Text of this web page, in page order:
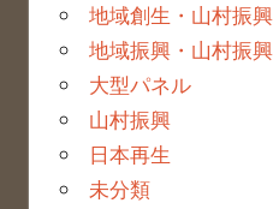
地域創生・山村振
地域振興・山村振
大型パネル
山村振興
日本再生
未分類